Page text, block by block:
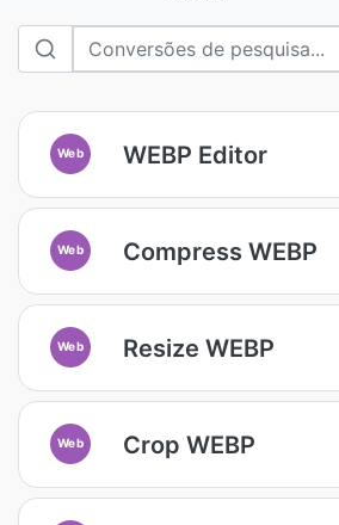
Web WEBP Editor
Web Compress WEBP
Web Resize WEBP
Web Crop WEBP